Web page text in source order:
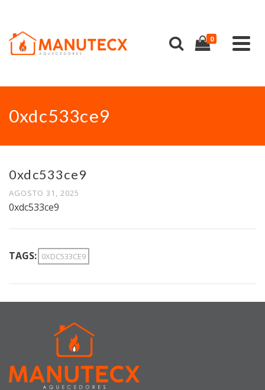
0
0xdc533ce9
0xdc533ce9
AGOSTO 31, 2025
0xdc533ce9
TAGS: 0XDC533CE9